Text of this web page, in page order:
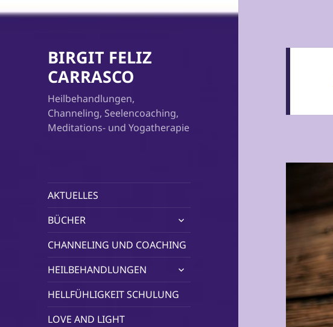
BIRGIT FELIZ
CARRASCO
Heilbehandlungen,
Channeling, Seelencoaching,
Meditations- und Yogatherapie
AKTUELLES
BÜCHER
untermenü
CHANNELING UND COACHING
HEILBEHANDLUNGEN
untermenü
öffnen
HELLFÜHLIGKEIT SCHULUNG
LOVE AND LIGHT